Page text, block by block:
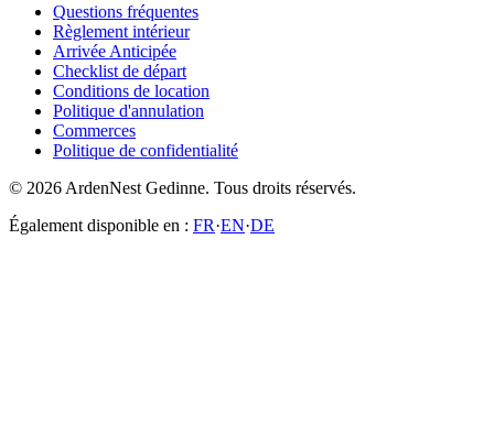
Questions fréquentes
Règlement intérieur
Arrivée Anticipée
Checklist de départ
Conditions de location
Politique d'annulation
Commerces
Politique de confidentialité
© 2026 ArdenNest Gedinne. Tous droits réservés.
Également disponible en : FR·EN·DE